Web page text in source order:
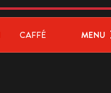
CAFFÉ MENU